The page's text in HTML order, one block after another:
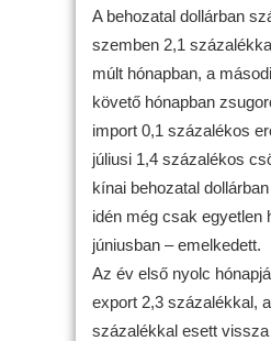
A behozatal dollárban
szemben 2,1
múlt hónapban, a
követő hónapban
import 0,1 százalékos
júliusi 1,4 százalékos
kínai behozatal
idén még csak egyetlen
júniusban – emelkedett.
Az év első nyolc
export 2,3 százalékkal,
százalékkal esett